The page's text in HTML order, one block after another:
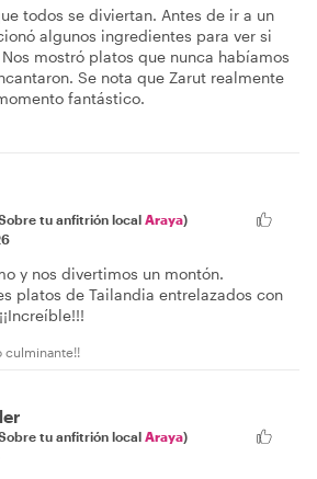
todos se diviertan. Antes de ir a un
algunos ingredientes para ver si
mostró platos que nunca habíamos
Se nota que Zarut realmente
fantástico.
tu anfitrión local Araya)
y nos divertimos un montón.
platos de Tailandia entrelazados con
culminante!!
tu anfitrión local Araya)